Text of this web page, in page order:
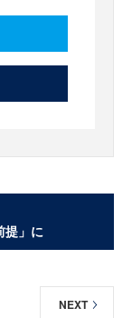
提」に
NEXT